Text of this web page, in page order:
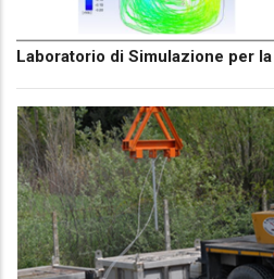
Laboratorio di Simulazione per